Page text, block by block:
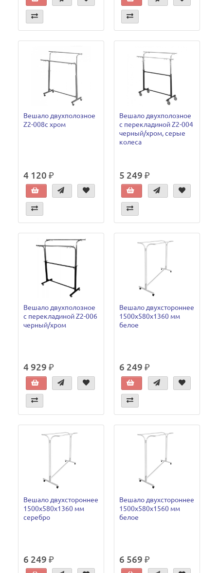
Вешало двухполозное
Z2-008с хром
4 120 ₽
Вешало двухполозное
с перекладиной Z2-004
черный/хром, серые
колеса
5 249 ₽
Вешало двухполозное
с перекладиной Z2-006
черный/хром
4 929 ₽
Вешало двухстороннее
1500х580х1360 мм
белое
6 249 ₽
Вешало двухстороннее
1500х580х1360 мм
серебро
6 249 ₽
Вешало двухстороннее
1500х580х1560 мм
белое
6 569 ₽